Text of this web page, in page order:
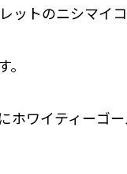
トのニシマイコ
ホワイティーゴ